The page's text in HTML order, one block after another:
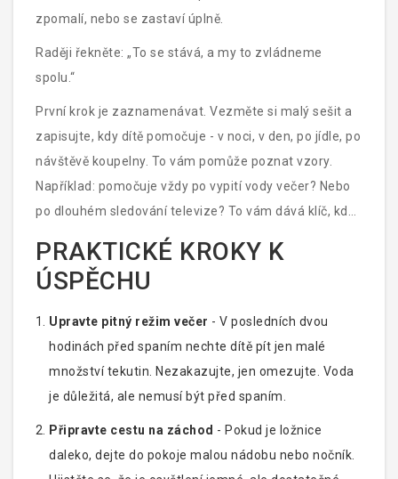
zpomalí, nebo se zastaví úplně.
Raději řekněte: „To se stává, a my to zvládneme
spolu.“
První krok je zaznamenávat. Vezměte si malý sešit a
zapisujte, kdy dítě pomočuje - v noci, v den, po jídle, po
návštěvě koupelny. To vám pomůže poznat vzory.
Například: pomočuje vždy po vypití vody večer? Nebo
po dlouhém sledování televize? To vám dává klíč, kde
můžete začít upravovat.
PRAKTICKÉ KROKY K
ÚSPĚCHU
Upravte pitný režim večer - V posledních dvou
hodinách před spaním nechte dítě pít jen malé
množství tekutin. Nezakazujte, jen omezujte. Voda
je důležitá, ale nemusí být před spaním.
Připravte cestu na záchod - Pokud je ložnice
daleko, dejte do pokoje malou nádobu nebo nočník.